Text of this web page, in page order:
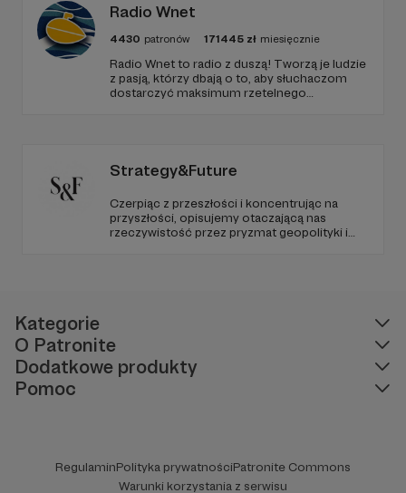
Radio Wnet
4430 patronów 171445 zł miesięcznie
Radio Wnet to radio z duszą! Tworzą je ludzie
z pasją, którzy dbają o to, aby słuchaczom
dostarczyć maksimum rzetelnego
Strategy&Future
Czerpiąc z przeszłości i koncentrując na
przyszłości, opisujemy otaczającą nas
rzeczywistość przez pryzmat geopolityki i
Kategorie
O Patronite
Dodatkowe produkty
Pomoc
RegulaminPolityka prywatnościPatronite Commons
Warunki korzystania z serwisu